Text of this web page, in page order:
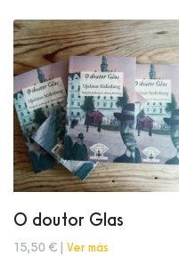
O doutor Glas
15,50 € | Ver más